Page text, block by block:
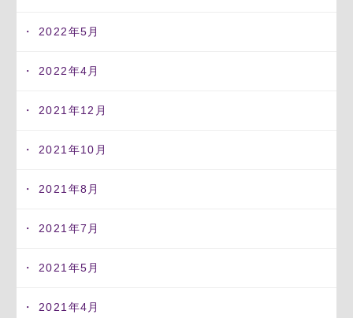
2022年5月
2022年4月
2021年12月
2021年10月
2021年8月
2021年7月
2021年5月
2021年4月